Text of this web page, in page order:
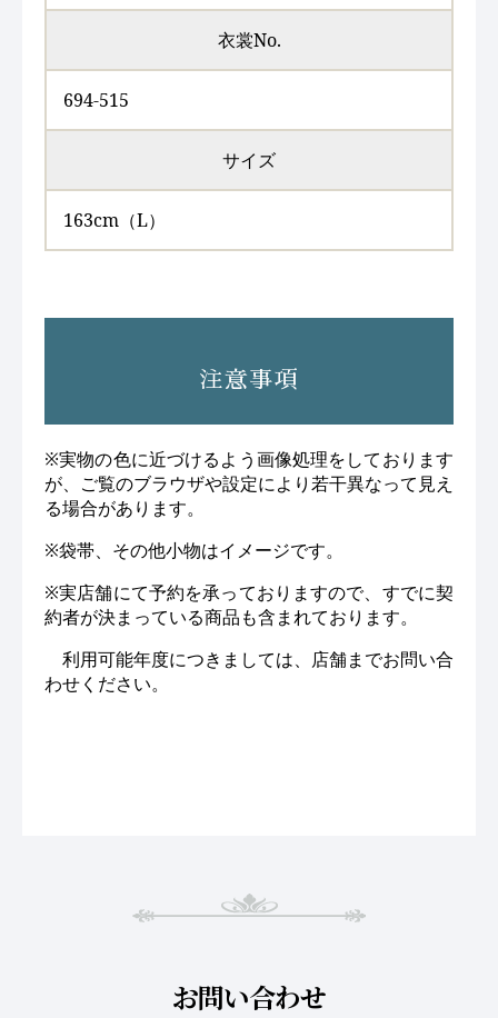
衣裳No.
694-515
サイズ
163cm（L）
注意事項
※実物の色に近づけるよう画像処理をしております
が、ご覧のブラウザや設定により若干異なって見え
る場合があります。
※袋帯、その他小物はイメージです。
※実店舗にて予約を承っておりますので、すでに契
約者が決まっている商品も含まれております。
利用可能年度につきましては、店舗までお問い合
わせください。
お問い合わせ